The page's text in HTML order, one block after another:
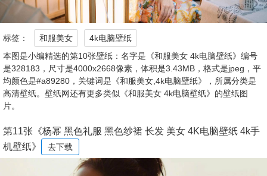
标签： 和服美女
4k电脑壁纸
本图是小编精选的第10张壁纸：名字是《和服美女 4k电脑壁纸》编号
是328183，尺寸是4000x2668像素，体积是3.43MB，格式是jpeg，平
均颜色是#a89280，关键词是《和服美女,4k电脑壁纸》，所属分类是
高清壁纸。壁纸网还有更多类似《和服美女 4k电脑壁纸》的壁纸图
片。
第11张《杨幂 黑色礼服 黑色纱裙 长发 美女 4K电脑壁纸 4k手
机壁纸》
去下载